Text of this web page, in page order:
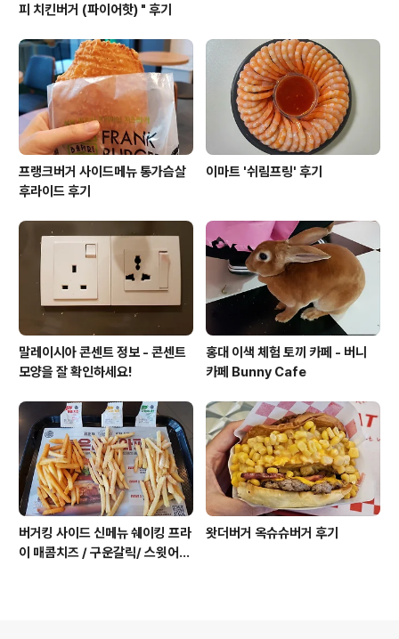
피 치킨버거 (파이어핫) " 후기
프랭크버거 사이드메뉴 통가슴살
후라이드 후기
이마트 '쉬림프링' 후기
말레이시아 콘센트 정보 - 콘센트
모양을 잘 확인하세요!
홍대 이색 체험 토끼 카페 - 버니
카페 Bunny Cafe
버거킹 사이드 신메뉴 쉐이킹 프라
이 매콤치즈 / 구운갈릭/ 스윗어니
왓더버거 옥슈슈버거 후기